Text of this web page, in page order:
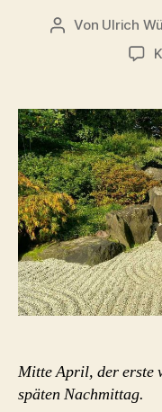
Beitragsautor
Von Ulrich
Mitte April, der erste
späten Nachmittag.